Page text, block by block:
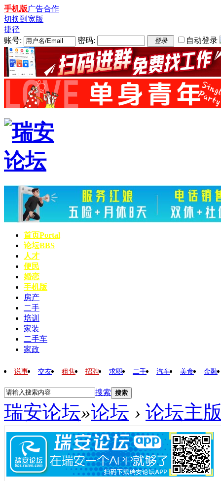
手机版广告合作
切换到宽版
捷径
账号:
密码: 登录 自动登录
首页Portal
论坛BBS
人才
便民
婚恋
手机版
房产
二手
培训
家装
二手车
家政
说事 交友 租售 招聘 求职 二手 汽车 美食 金融
搜索 搜索
瑞安论坛»论坛 › 论坛主